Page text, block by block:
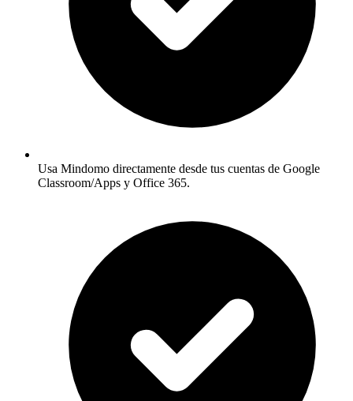
Usa Mindomo directamente desde tus cuentas de Google
Classroom/Apps y Office 365.